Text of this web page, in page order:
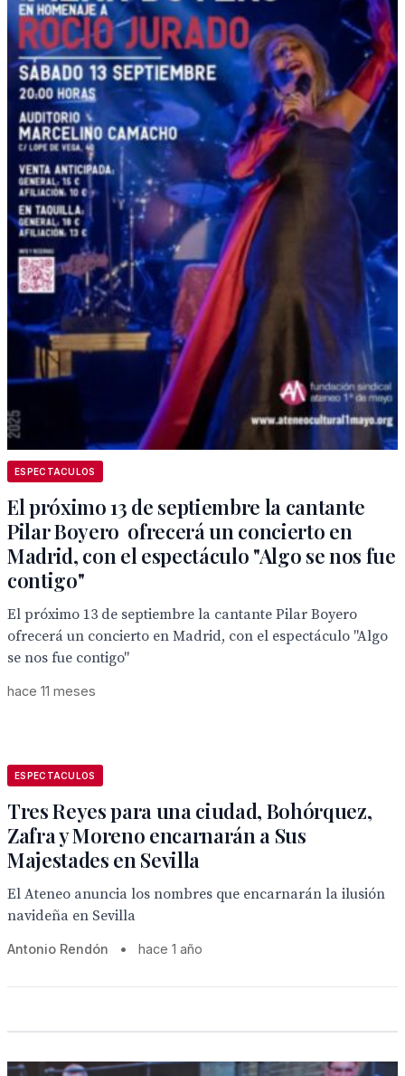
ESPECTACULOS
El próximo 13 de septiembre la cantante
Pilar Boyero ofrecerá un concierto en
Madrid, con el espectáculo "Algo se nos fue
contigo"
El próximo 13 de septiembre la cantante Pilar Boyero
ofrecerá un concierto en Madrid, con el espectáculo "Algo
se nos fue contigo"
hace 11 meses
ESPECTACULOS
Tres Reyes para una ciudad, Bohórquez,
Zafra y Moreno encarnarán a Sus
Majestades en Sevilla
El Ateneo anuncia los nombres que encarnarán la ilusión
navideña en Sevilla
Antonio Rendón • hace 1 año